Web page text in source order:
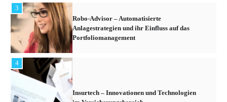
3
Robo-Advisor – Automatisierte
Anlagestrategien und ihr Einfluss auf das
Portfoliomanagement
4
Insurtech – Innovationen und Technologien